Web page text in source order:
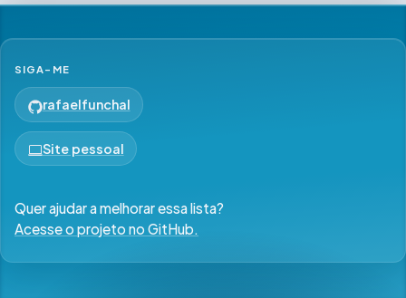
SIGA-ME
rafaelfunchal
Site pessoal
Quer ajudar a melhorar essa lista?
Acesse o projeto no GitHub.